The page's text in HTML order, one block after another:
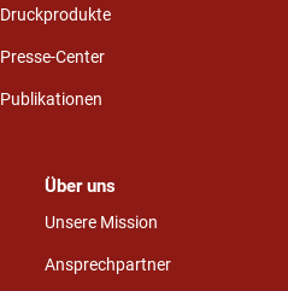
Druckprodukte
Presse-Center
Publikationen
Über uns
Unsere Mission
Ansprechpartner